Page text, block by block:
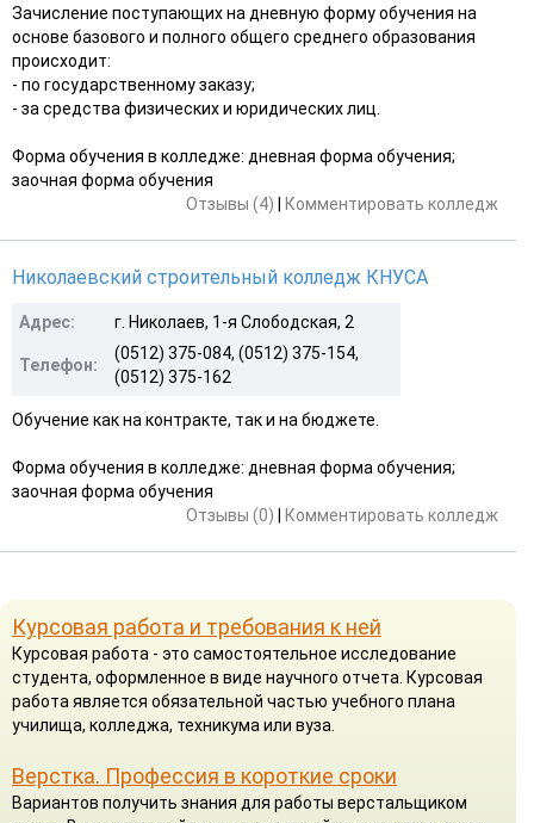
Зачисление поступающих на дневную форму обучения на
основе базового и полного общего среднего образования
происходит:
- по государственному заказу;
- за средства физических и юридических лиц.
Форма обучения в колледже: дневная форма обучения;
заочная форма обучения
Отзывы (4)
Комментировать колледж
Николаевский строительный колледж КНУСА
Адрес: г. Николаев, 1-я Слободская, 2
Телефон:
(0512) 375-084, (0512) 375-154,
(0512) 375-162
Обучение как на контракте, так и на бюджете.
Форма обучения в колледже: дневная форма обучения;
заочная форма обучения
Отзывы (0)
Комментировать колледж
Курсовая работа и требования к ней
Курсовая работа - это самостоятельное исследование
студента, оформленное в виде научного отчета. Курсовая
работа является обязательной частью учебного плана
училища, колледжа, техникума или вуза.
Верстка. Профессия в короткие сроки
Вариантов получить знания для работы верстальщиком